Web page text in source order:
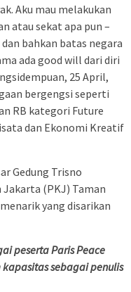
Aku mau melakukan
atau sekat apa pun –
bahkan batas negara
ada good will dari diri
25 April,
bergengsi seperti
RB kategori Future
dan Ekonomi Kreatif
Gedung Trisno
(PKJ) Taman
yang disarikan
peserta Paris Peace
sebagai penulis